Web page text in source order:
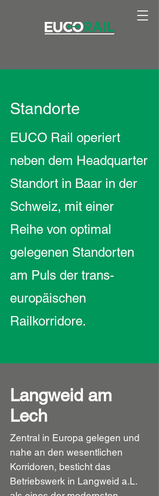
Standorte
EUCO Rail operiert
neben dem Headquarter
Standort in Baar in der
Schweiz, mit einer
Reihe von optimal
gelegenen Standorten
am Puls der trans-
europäischen
Railkorridore.
Langweid am
Lech
Zentral in Europa gelegen und
nahe an den wesentlichen
Korridoren, besticht das
Betriebswerk in Langweid a.L.